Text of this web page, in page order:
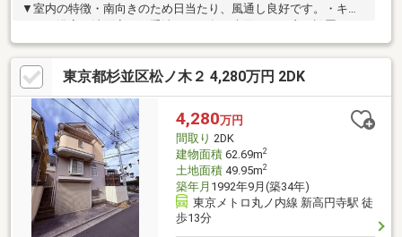
▼室内の特徴・南向きのため日当たり、風通し良好です。・キッ
ています。・南西側畳洋室には、約7.1畳相当のウォークインクロ
ーゼットあり・キッチンに床下収納があります。・システムキッ
チンは、リビングを見渡せるカウンター式。・キッチンには、食
洗機、浄水器が備え付けとなっています。・1階と2階にトイレが
あります。・リビングダイニング部分には床暖房が設置されてい
ます。・TVモニター付きインターホン有り。・広々としたとウッ
ドデッキがあり、明るく開放的です。
東京都杉並区松ノ木２ 4,280万円 2DK
4,280万円
間取り 2DK
建物面積62.69m2
土地面積49.95m2
築年月 1992年9月(築34年)
東京メトロ丸ノ内線 新高円寺駅 徒
歩13分